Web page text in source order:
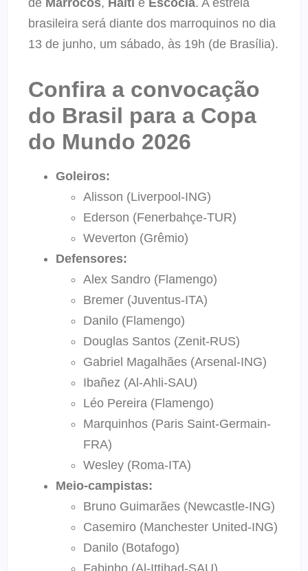
de Marrocos, Haiti e Escócia. A estreia
brasileira será diante dos marroquinos no dia
13 de junho, um sábado, às 19h (de Brasília).
Confira a convocação
do Brasil para a Copa
do Mundo 2026
Goleiros:
Alisson (Liverpool-ING)
Ederson (Fenerbahçe-TUR)
Weverton (Grêmio)
Defensores:
Alex Sandro (Flamengo)
Bremer (Juventus-ITA)
Danilo (Flamengo)
Douglas Santos (Zenit-RUS)
Gabriel Magalhães (Arsenal-ING)
Ibañez (Al-Ahli-SAU)
Léo Pereira (Flamengo)
Marquinhos (Paris Saint-Germain-
FRA)
Wesley (Roma-ITA)
Meio-campistas:
Bruno Guimarães (Newcastle-ING)
Casemiro (Manchester United-ING)
Danilo (Botafogo)